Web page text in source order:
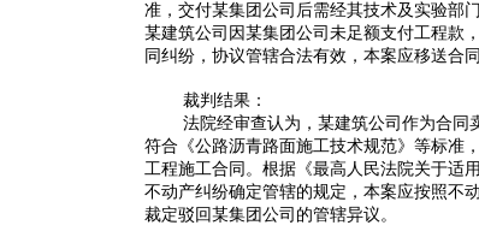
准，交付某集团公司后需经其技术及实验部
某建筑公司因某集团公司未足额支付工程款
同纠纷，协议管辖合法有效，本案应移送合
裁判结果：
法院经审查认为，某建筑公司作为合同
符合《公路沥青路面施工技术规范》等标准
工程施工合同。根据《最高人民法院关于适
不动产纠纷确定管辖的规定，本案应按照不
裁定驳回某集团公司的管辖异议。